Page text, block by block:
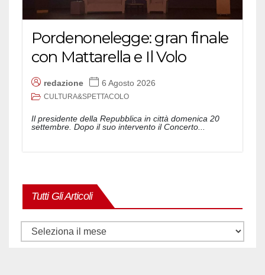
Pordenonelegge: gran finale
con Mattarella e Il Volo
redazione 6 Agosto 2026
CULTURA&SPETTACOLO
Il presidente della Repubblica in città domenica 20
settembre. Dopo il suo intervento il Concerto...
Tutti Gli Articoli
Tutti